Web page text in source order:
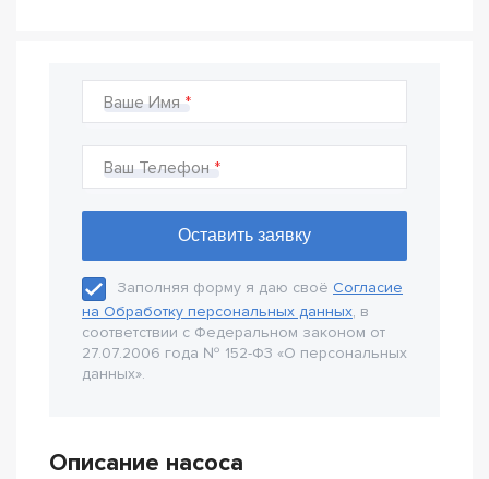
Ваше Имя
Ваш Телефон
Заполняя форму я даю своё Согласие
на Обработку персональных данных, в
соответствии с Федеральном законом от
27.07.2006 года № 152-Ф3 «О персональных
данных».
Описание насоса